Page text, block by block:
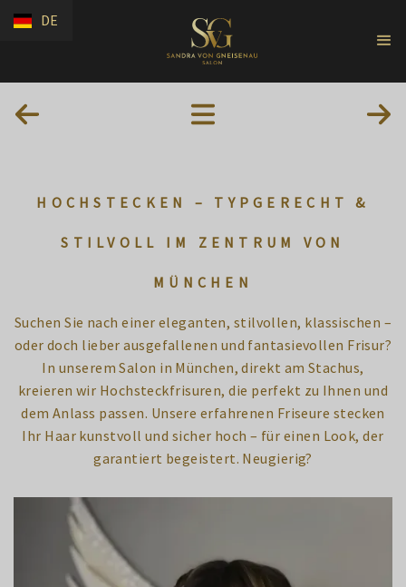
DE
HOCHSTECKEN – TYPGERECHT &
STILVOLL IM ZENTRUM VON
MÜNCHEN
Suchen Sie nach einer eleganten, stilvollen, klassischen –
oder doch lieber ausgefallenen und fantasievollen Frisur?
In unserem Salon in München, direkt am Stachus,
kreieren wir Hochsteckfrisuren, die perfekt zu Ihnen und
dem Anlass passen. Unsere erfahrenen Friseure stecken
Ihr Haar kunstvoll und sicher hoch – für einen Look, der
garantiert begeistert. Neugierig?